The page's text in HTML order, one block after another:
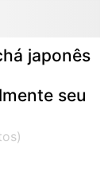
japonês
seu